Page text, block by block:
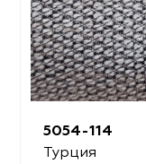
5054-114
Турция